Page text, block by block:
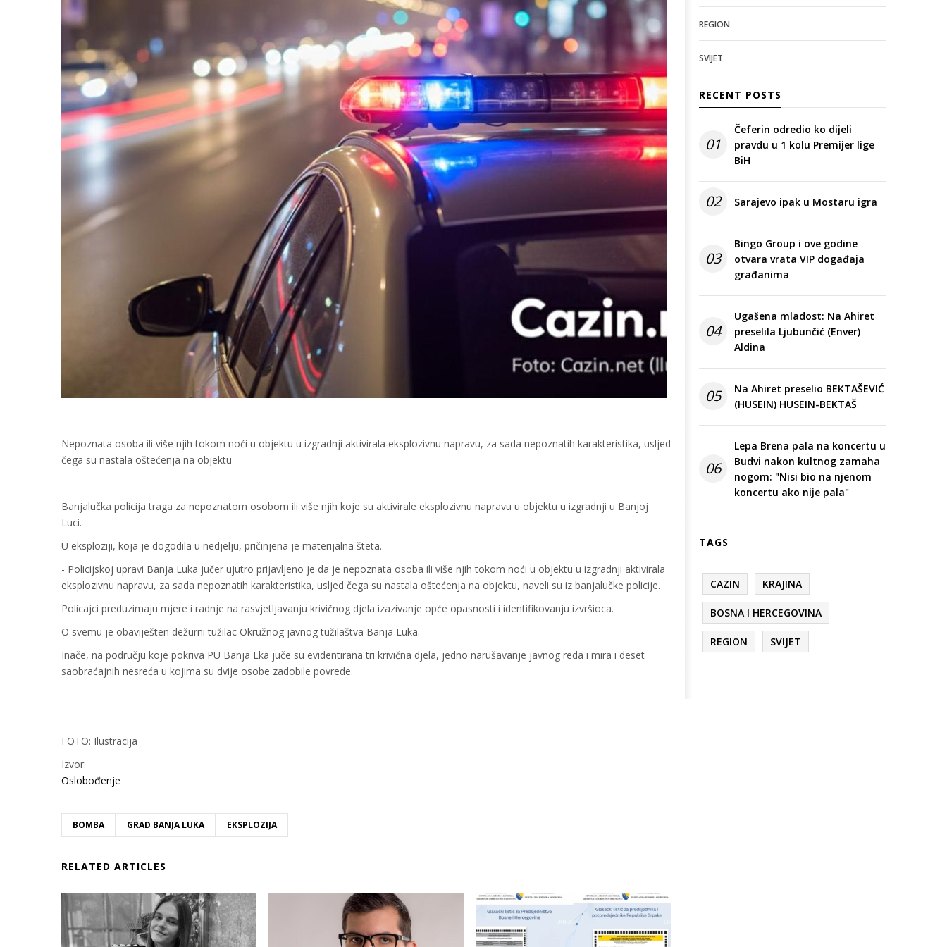
Nepoznata osoba ili više njih tokom noći u objektu u izgradnji aktivirala eksplozivnu napravu, za sada nepoznatih karakteristika, usljed
čega su nastala oštećenja na objektu
Banjalučka policija traga za nepoznatom osobom ili više njih koje su aktivirale eksplozivnu napravu u objektu u izgradnji u Banjoj
Luci.
U eksploziji, koja je dogodila u nedjelju, pričinjena je materijalna šteta.
- Policijskoj upravi Banja Luka jučer ujutro prijavljeno je da je nepoznata osoba ili više njih tokom noći u objektu u izgradnji aktivirala
eksplozivnu napravu, za sada nepoznatih karakteristika, usljed čega su nastala oštećenja na objektu, naveli su iz banjalučke policije.
Policajci preduzimaju mjere i radnje na rasvjetljavanju krivičnog djela izazivanje opće opasnosti i identifikovanju izvršioca.
O svemu je obaviješten dežurni tužilac Okružnog javnog tužilaštva Banja Luka.
Inače, na području koje pokriva PU Banja Lka juče su evidentirana tri krivična djela, jedno narušavanje javnog reda i mira i deset
saobraćajnih nesreća u kojima su dvije osobe zadobile povrede.
FOTO: Ilustracija
Izvor:
Oslobođenje
BOMBA GRAD BANJA LUKA EKSPLOZIJA
RELATED ARTICLES
REGION
SVIJET
RECENT POSTS
01
Čeferin odredio ko dijeli
pravdu u 1 kolu Premijer lige
BiH
02 Sarajevo ipak u Mostaru igra
03
Bingo Group i ove godine
otvara vrata VIP događaja
građanima
04
Ugašena mladost: Na Ahiret
preselila Ljubunčić (Enver)
Aldina
05
Na Ahiret preselio BEKTAŠEVIĆ
(HUSEIN) HUSEIN-BEKTAŠ
06
Lepa Brena pala na koncertu u
Budvi nakon kultnog zamaha
nogom: "Nisi bio na njenom
koncertu ako nije pala"
TAGS
CAZIN KRAJINA
BOSNA I HERCEGOVINA
REGION SVIJET